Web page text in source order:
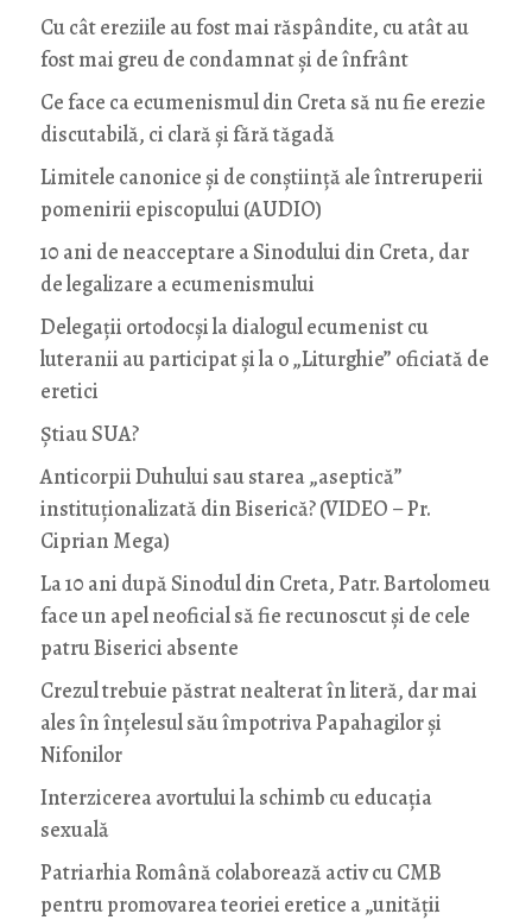
Cu cât ereziile au fost mai răspândite, cu atât au
fost mai greu de condamnat și de înfrânt
Ce face ca ecumenismul din Creta să nu fie erezie
discutabilă, ci clară și fără tăgadă
Limitele canonice și de conștiință ale întreruperii
pomenirii episcopului (AUDIO)
10 ani de neacceptare a Sinodului din Creta, dar
de legalizare a ecumenismului
Delegații ortodocși la dialogul ecumenist cu
luteranii au participat și la o „Liturghie” oficiată de
eretici
Știau SUA?
Anticorpii Duhului sau starea „aseptică”
instituționalizată din Biserică? (VIDEO – Pr.
Ciprian Mega)
La 10 ani după Sinodul din Creta, Patr. Bartolomeu
face un apel neoficial să fie recunoscut și de cele
patru Biserici absente
Crezul trebuie păstrat nealterat în literă, dar mai
ales în înțelesul său împotriva Papahagilor și
Nifonilor
Interzicerea avortului la schimb cu educaţia
sexuală
Patriarhia Română colaborează activ cu CMB
pentru promovarea teoriei eretice a „unității